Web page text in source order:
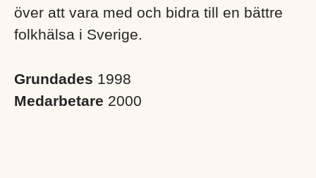
över att vara med och bidra till en bättre
folkhälsa i Sverige. ​
Grundades 1998
Medarbetare 2000